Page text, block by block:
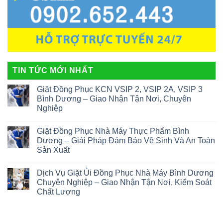
TIN TỨC MỚI NHẤT
Giặt Đồng Phục KCN VSIP 2, VSIP 2A, VSIP 3
Bình Dương – Giao Nhận Tận Nơi, Chuyên
Nghiệp
Giặt Đồng Phục Nhà Máy Thực Phẩm Bình
Dương – Giải Pháp Đảm Bảo Vệ Sinh Và An Toàn
Sản Xuất
Dịch Vụ Giặt Ủi Đồng Phục Nhà Máy Bình Dương
Chuyên Nghiệp – Giao Nhận Tận Nơi, Kiểm Soát
Chất Lượng